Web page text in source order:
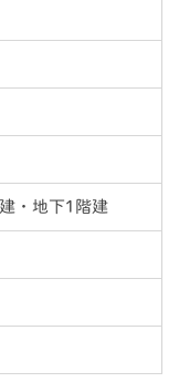
・地下1階建